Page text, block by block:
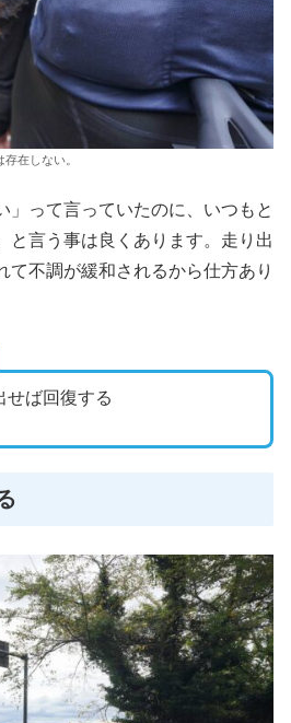
在しない。
」って言っていたのに、いつもと
と言う事は良くあります。走り出
て不調が緩和されるから仕方あり
せば回復する